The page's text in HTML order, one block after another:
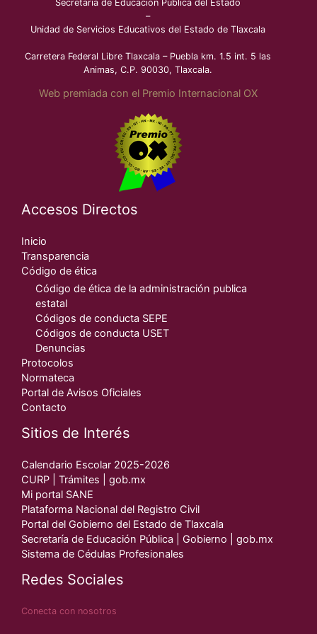
Secretaría de Educación Pública del Estado
–
Unidad de Servicios Educativos del Estado de Tlaxcala
Carretera Federal Libre Tlaxcala – Puebla km. 1.5 int. 5 las
Animas, C.P. 90030, Tlaxcala.
Web premiada con el Premio Internacional OX
Accesos Directos
Inicio
Transparencia
Código de ética
Código de ética de la administración publica
estatal
Códigos de conducta SEPE
Códigos de conducta USET
Denuncias
Protocolos
Normateca
Portal de Avisos Oficiales
Contacto
Sitios de Interés
Calendario Escolar 2025-2026
CURP | Trámites | gob.mx
Mi portal SANE
Plataforma Nacional del Registro Civil
Portal del Gobierno del Estado de Tlaxcala
Secretaría de Educación Pública | Gobierno | gob.mx
Sistema de Cédulas Profesionales
Redes Sociales
Conecta con nosotros